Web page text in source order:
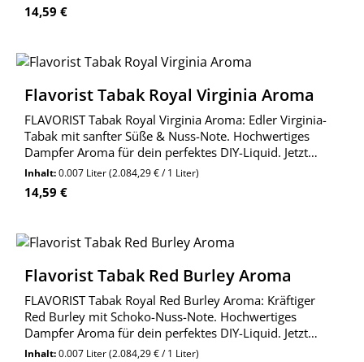
Regulärer Preis:
14,59 €
Flavorist Tabak Royal Virginia Aroma
FLAVORIST Tabak Royal Virginia Aroma: Edler Virginia-
Tabak mit sanfter Süße & Nuss-Note. Hochwertiges
Dampfer Aroma für dein perfektes DIY-Liquid. Jetzt
entdecken!
Inhalt:0.007 Liter(2.084,29 € / 1 Liter)
Regulärer Preis:
14,59 €
Flavorist Tabak Red Burley Aroma
FLAVORIST Tabak Royal Red Burley Aroma: Kräftiger
Red Burley mit Schoko-Nuss-Note. Hochwertiges
Dampfer Aroma für dein perfektes DIY-Liquid. Jetzt
entdecken!
Inhalt:0.007 Liter(2.084,29 € / 1 Liter)